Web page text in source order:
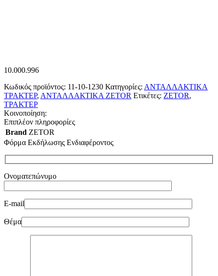
10.000.996
Κωδικός προϊόντος: 11-10-1230 Κατηγορίες: ΑΝΤΑΛΛΑΚΤΙΚΑ
ΤΡΑΚΤΕΡ, ΑΝΤΑΛΛΑΚΤΙΚΑ ZETOR Ετικέτες: ZETOR,
ΤΡΑΚΤΕΡ
Κοινοποίηση:
Επιπλέον πληροφορίες
Brand ZETOR
Φόρμα Εκδήλωσης Ενδιαφέροντος
Ονοματεπώνυμο
E-mail
Θέμα